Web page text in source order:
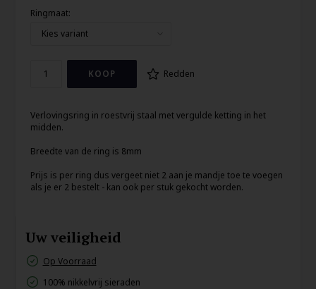
Ringmaat:
Redden
Verlovingsring in roestvrij staal met vergulde ketting in het
midden.
Breedte van de ring is 8mm
Prijs is per ring dus vergeet niet 2 aan je mandje toe te voegen
als je er 2 bestelt - kan ook per stuk gekocht worden.
Uw veiligheid
Op Voorraad
100% nikkelvrij sieraden